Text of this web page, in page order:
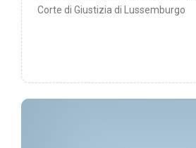
Corte di Giustizia di Lussemburgo